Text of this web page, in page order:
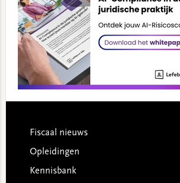
Footer
Fiscaal nieuws
Opleidingen
Kennisbank